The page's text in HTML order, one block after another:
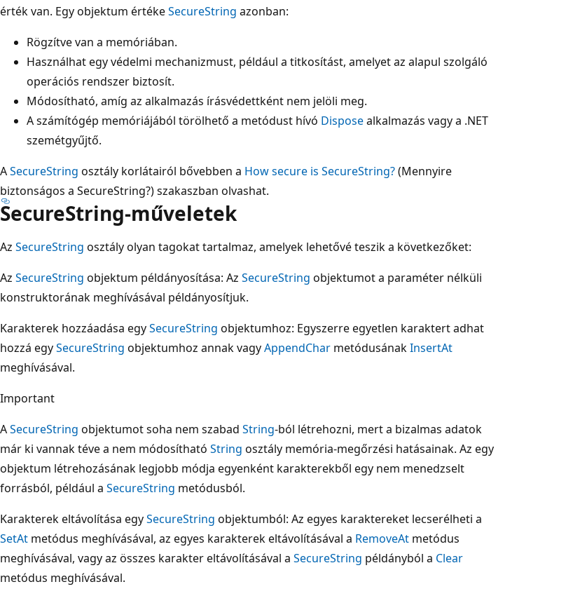
érték van. Egy objektum értékeSecureString azonban:
Rögzítve van a memóriában.
Használhat egy védelmi mechanizmust, például a titkosítást, amelyet az alapul szolgáló
operációs rendszer biztosít.
Módosítható, amíg az alkalmazás írásvédettként nem jelöli meg.
A számítógép memóriájából törölhető a metódust hívó Disposealkalmazás vagy a .NET
szemétgyűjtő.
ASecureString osztály korlátairól bővebben a How secure is SecureString?(Mennyire
biztonságos a SecureString?) szakaszban olvashat.
SecureString-műveletek
Az SecureString osztály olyan tagokat tartalmaz, amelyek lehetővé teszik a következőket:
Az SecureString objektum példányosítása: Az SecureString objektumot a paraméter nélküli
konstruktorának meghívásával példányosítjuk.
Karakterek hozzáadása egySecureString objektumhoz: Egyszerre egyetlen karaktert adhat
hozzá egySecureString objektumhoz annak vagyAppendChar metódusánakInsertAt
meghívásával.
Important
ASecureString objektumot soha nem szabad String-ból létrehozni, mert a bizalmas adatok
már ki vannak téve a nem módosítható String osztály memória-megőrzési hatásainak. Az egy
objektum létrehozásának legjobb módja egyenként karakterekből egy nem menedzselt
forrásból, például a SecureString metódusból.
Karakterek eltávolítása egySecureString objektumból: Az egyes karaktereket lecserélheti a
SetAt metódus meghívásával, az egyes karakterek eltávolításával a RemoveAt metódus
meghívásával, vagy az összes karakter eltávolításával a SecureString példányból a Clear
metódus meghívásával.